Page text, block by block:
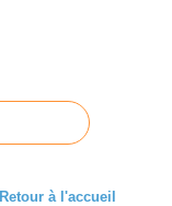
Retour à l'accueil